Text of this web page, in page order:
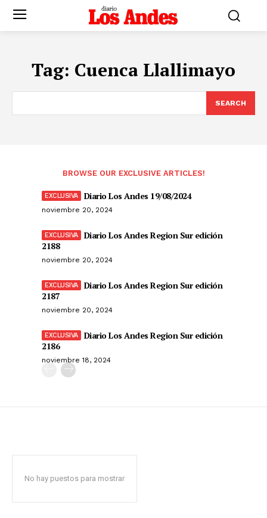
Tag: Cuenca Llallimayo
SEARCH
BROWSE OUR EXCLUSIVE ARTICLES!
Diario Los Andes 19/08/2024
noviembre 20, 2024
Diario Los Andes Region Sur edición
2188
noviembre 20, 2024
Diario Los Andes Region Sur edición
2187
noviembre 20, 2024
Diario Los Andes Region Sur edición
2186
noviembre 18, 2024
No hay puestos para mostrar